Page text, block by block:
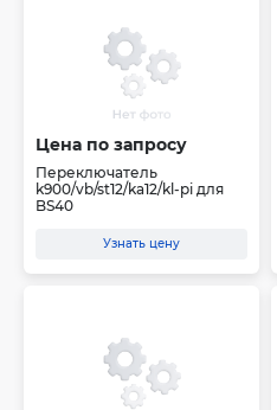
Цена по запросу
Переключатель
k900/vb/st12/ka12/kl-pi для
BS40
Узнать цену